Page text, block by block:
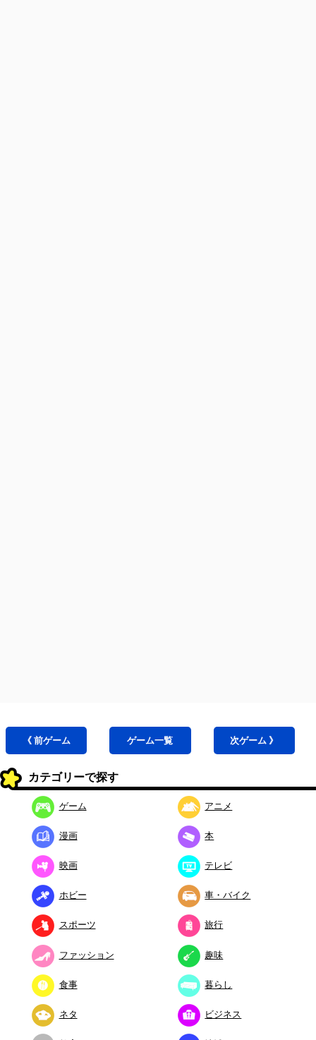
《 前ゲーム ゲーム一覧 次ゲーム 》
カテゴリーで探す
ゲーム アニメ
漫画 本
映画 テレビ
ホビー 車・バイク
スポーツ 旅行
ファッション 趣味
食事 暮らし
ネタ ビジネス